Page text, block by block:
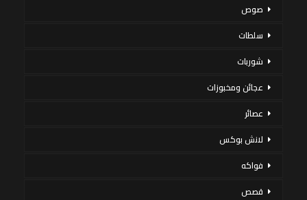
صوص
سلطات
شوربات
عجائن ومخبوزات
عصائر
لانش بوكس
فواكه
قصص